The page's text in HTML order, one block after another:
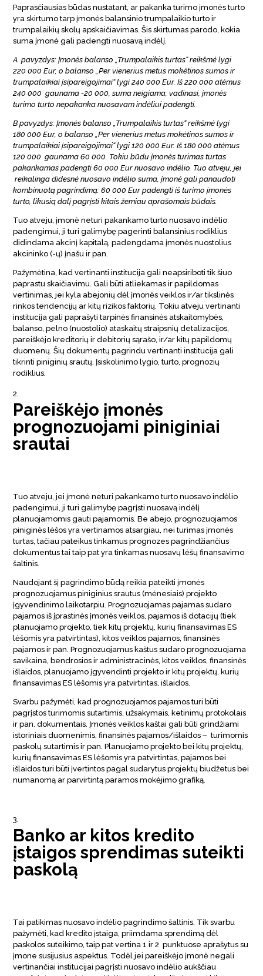
Paprasčiausias būdas nustatant, ar pakanka turimo įmonės turto
yra skirtumo tarp įmonės balansinio trumpalaikio turto ir
trumpalaikių skolų apskaičiavimas. Šis skirtumas parodo, kokia
suma įmonė gali padengti nuosavą indėlį.
A pavyzdys: Įmonės balanso „Trumpalaikis turtas“ reikšmė lygi
220 000 Eur, o balanso „Per vienerius metus mokėtinos sumos ir
trumpalaikiai įsipareigojimai“ lygi 240 000 Eur. Iš 220 000 atėmus
240 000 gaunama -20 000, suma neigiama, vadinasi, įmonės
turimo turto nepakanka nuosavam indėliui padengti.
B pavyzdys: Įmonės balanso „Trumpalaikis turtas“ reikšmė lygi
180 000 Eur, o balanso „Per vienerius metus mokėtinos sumos ir
trumpalaikiai įsipareigojimai“ lygi 120 000 Eur. Iš 180 000 atėmus
120 000 gaunama 60 000. Tokiu būdu įmonės turimas turtas
pakankamas padengti 60 000 Eur nuosavo indėlio. Tuo atveju, jei
reikalinga didesnė nuosavo indėlio suma, įmonė gali panaudoti
kombinuotą pagrindimą: 60 000 Eur padengti iš turimo įmonės
turto, likusią dalį pagrįsti kitais žemiau aprašomais būdais.
Tuo atveju, įmonė neturi pakankamo turto nuosavo indėlio
padengimui, ji turi galimybę pagerinti balansinius rodiklius
didindama akcinį kapitalą, padengdama įmonės nuostolius
akcininko (-ų) įnašu ir pan.
Pažymėtina, kad vertinanti institucija gali neapsiriboti tik šiuo
paprastu skaičiavimu. Gali būti atliekamas ir papildomas
vertinimas, jei kyla abejonių dėl įmonės veiklos ir/ar tikslinės
rinkos tendencijų ar kitų rizikos faktorių. Tokiu atveju vertinanti
institucija gali paprašyti tarpinės finansinės atskaitomybės,
balanso, pelno (nuostolio) ataskaitų straipsnių detalizacijos,
pareiškėjo kreditorių ir debitorių sąrašo, ir/ar kitų papildomų
duomenų. Šių dokumentų pagrindu vertinanti institucija gali
tikrinti piniginių srautų, Įsiskolinimo lygio, turto, prognozių
rodiklius.
Pareiškėjo įmonės
prognozuojami piniginiai
srautai
Tuo atveju, jei įmonė neturi pakankamo turto nuosavo indėlio
padengimui, ji turi galimybę pagrįsti nuosavą indėlį
planuojamomis gauti pajamomis. Be abejo, prognozuojamos
piniginės lėšos yra vertinamos atsargiau, nei turimas įmonės
turtas, tačiau pateikus tinkamus prognozes pagrindžiančius
dokumentus tai taip pat yra tinkamas nuosavų lėšų finansavimo
šaltinis.
Naudojant šį pagrindimo būdą reikia pateikti įmonės
prognozuojamus piniginius srautus (mėnesiais) projekto
įgyvendinimo laikotarpiu. Prognozuojamas pajamas sudaro
pajamos iš įprastinės įmonės veiklos, pajamos iš dotacijų (tiek
planuojamo projekto, tiek kitų projektų, kurių finansavimas ES
lėšomis yra patvirtintas), kitos veiklos pajamos, finansinės
pajamos ir pan. Prognozuojamus kaštus sudaro prognozuojama
savikaina, bendrosios ir administracinės, kitos veiklos, finansinės
išlaidos, planuojamo įgyvendinti projekto ir kitų projektų, kurių
finansavimas ES lėšomis yra patvirtintas, išlaidos.
Svarbu pažymėti, kad prognozuojamos pajamos turi būti
pagrįstos turimomis sutartimis, užsakymais, ketinimų protokolais
ir pan. dokumentais. Įmonės veiklos kaštai gali būti grindžiami
istoriniais duomenimis, finansinės pajamos/išlaidos – turimomis
paskolų sutartimis ir pan. Planuojamo projekto bei kitų projektų,
kurių finansavimas ES lėšomis yra patvirtintas, pajamos bei
išlaidos turi būti įvertintos pagal sudarytus projektų biudžetus bei
numanomą ar parvirtintą paramos mokėjimo grafiką.
Banko ar kitos kredito
įstaigos sprendimas suteikti
paskolą
Tai patikimas nuosavo indėlio pagrindimo šaltinis. Tik svarbu
pažymėti, kad kredito įstaiga, priimdama sprendimą dėl
paskolos suteikimo, taip pat vertina 1 ir 2 punktuose aprašytus su
įmone susijusius aspektus. Todėl jei pareiškėjo įmonė negali
vertinančiai institucijai pagrįsti nuosavo indėlio aukščiau